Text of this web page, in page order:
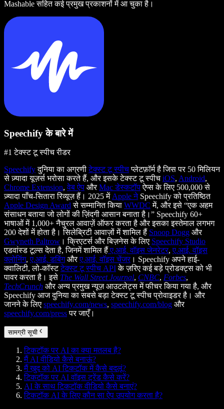
Mashable सहित कई प्रमुख प्रकाशनों में आ चुका है।
Speechify के बारे में
#1 टेक्स्ट टू स्पीच रीडर
Speechifyदुनिया का अग्रणीटेक्स्ट टू स्पीचप्लेटफ़ॉर्म है जिस पर 50 मिलियन
से ज़्यादा यूज़र्स भरोसा करते हैं, और इसके टेक्स्ट टू स्पीच iOS, Android,
Chrome Extension,वेब ऐप औरMac डेस्कटॉपऐप्स के लिए 500,000 से
ज़्यादा पाँच-सितारा रिव्यूज़ हैं। 2025 में Apple नेSpeechify को प्रतिष्ठित
Apple Design Award से सम्मानित किया WWDC में, और इसे “एक अहम
संसाधन बताया जो लोगों की ज़िंदगी आसान बनाता है।” Speechify 60+
भाषाओं में 1,000+ नैचुरल आवाज़ें ऑफर करता है और इसका इस्तेमाल लगभग
200 देशों में होता है। सिलेब्रिटी आवाज़ों में शामिल हैं Snoop Dogg और
Gwyneth Paltrow । क्रिएटर्स और बिज़नेस के लिए Speechify Studio
एडवांस्ड टूल्स देता है, जिनमें शामिल हैंए.आई. वॉइस जेनरेटर,ए.आई. वॉइस
क्लोनिंग,ए.आई. डबिंगऔरए.आई. वॉइस चेंजर। Speechify अपने हाई-
क्वालिटी, लो-कॉस्टटेक्स्ट टू स्पीच APIके ज़रिए कई बड़े प्रोडक्ट्स को भी
पावर करता है। इसे The Wall Street Journal, CNBC, Forbes,
TechCrunch और अन्य प्रमुख न्यूज़ आउटलेट्स में फीचर किया गया है, और
Speechify आज दुनिया का सबसे बड़ा टेक्स्ट टू स्पीच प्रोवाइडर है। और
जानने के लिए speechify.com/news, speechify.com/blog और
speechify.com/pressपर जाएँ।
सामग्री सूची
टिकटॉक पर AI का क्या मतलब है?
मैं AI वीडियो कैसे बनाऊं?
मैं खुद को AI टिकटॉक में कैसे बदलूं?
टिकटॉक पर AI वॉइस ट्रेंड कैसे करें?
AI के साथ टिकटॉक वीडियो कैसे बनाएं?
टिकटॉक AI के लिए कौन सा ऐप उपयोग करता है?